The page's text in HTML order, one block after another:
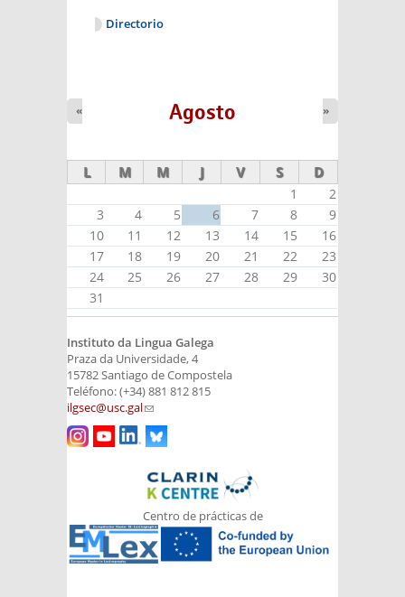
Directorio
Agosto
« »
L M M J V S D
1
2
3
4 5 6 7 8
9
10
11 12 13 14 15
16
17
18 19 20 21 22
23
24
25 26 27 28 29
30
31
Instituto da Lingua Galega
Praza da Universidade, 4
15782 Santiago de Compostela
Teléfono: (+34) 881 812 815
ilgsec@usc.gal(link sends e-mail)
Centro de prácticas de